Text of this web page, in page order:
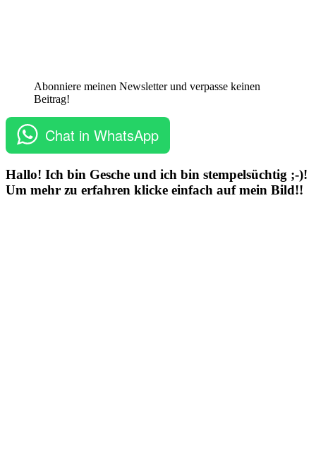
Abonniere meinen Newsletter und verpasse keinen
Beitrag!
Chat in WhatsApp
Hallo! Ich bin Gesche und ich bin stempelsüchtig ;-)!
Um mehr zu erfahren klicke einfach auf mein Bild!!